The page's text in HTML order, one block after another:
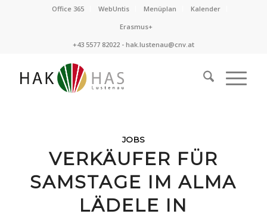
Office 365 WebUntis Menüplan
Kalender
Erasmus+
+43 5577 82022 - hak.lustenau@cnv.at
JOBS
VERKÄUFER FÜR
SAMSTAGE IM ALMA
LÄDELE IN